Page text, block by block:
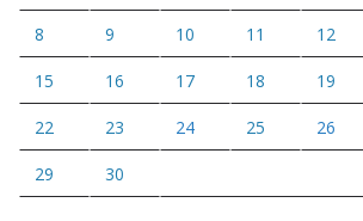
8 9 10 11 12
15 16 17 18 19
22 23 24 25 26
29 30